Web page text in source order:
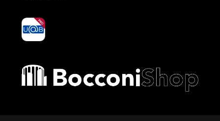
yoU@B
Bocconi shop